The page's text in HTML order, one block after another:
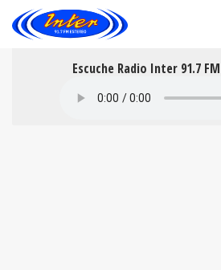
Escuche Radio Inter 91.7 FM